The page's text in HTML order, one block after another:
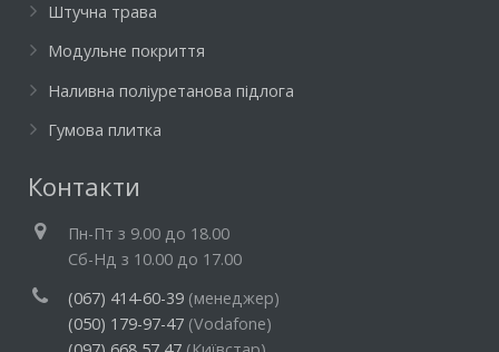
Штучна трава
Модульне покриття
Наливна поліуретанова підлога
Гумова плитка
Контакти
Пн-Пт з 9.00 до 18.00
Cб-Нд з 10.00 до 17.00
(067) 414-60-39 (менеджер)
(050) 179-97-47 (Vodafone)